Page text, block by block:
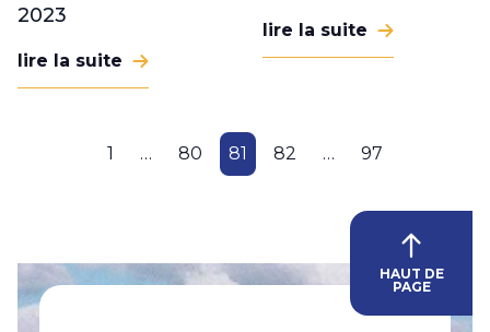
2023
lire la suite
lire la suite
1 … 80 81 82 … 97
HAUT DE
PAGE